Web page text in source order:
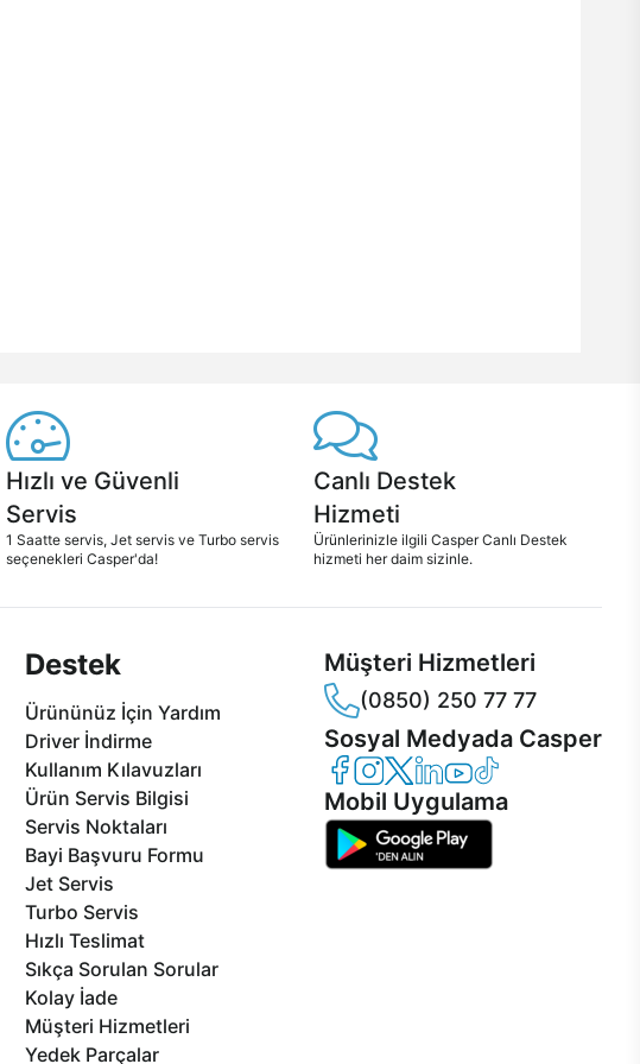
Hızlı ve Güvenli
Servis
1 Saatte servis, Jet servis ve Turbo servis
seçenekleri Casper'da!
Canlı Destek
Hizmeti
Ürünlerinizle ilgili Casper Canlı Destek
hizmeti her daim sizinle.
Destek
Ürününüz İçin Yardım
Driver İndirme
Kullanım Kılavuzları
Ürün Servis Bilgisi
Servis Noktaları
Bayi Başvuru Formu
Jet Servis
Turbo Servis
Hızlı Teslimat
Sıkça Sorulan Sorular
Kolay İade
Müşteri Hizmetleri
Yedek Parçalar
Müşteri Hizmetleri
(0850) 250 77 77
Sosyal Medyada Casper
Casper Facebook
Casper Instagram
Casper Twitter
Casper LinkedIn
Casper YouTube
Casper TikTok
Mobil Uygulama